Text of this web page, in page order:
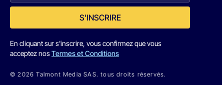
S'INSCRIRE
En cliquant sur s'inscrire, vous confirmez que vous
acceptez nosTermes et Conditions
© 2026 Talmont Media SAS. tous droits réservés.